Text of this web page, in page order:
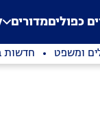
error: a
כפוליםמדורים
ומשפט חדשות